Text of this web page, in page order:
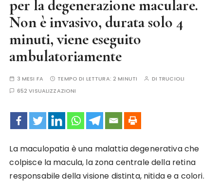
per la degenerazione maculare.
Non è invasivo, durata solo 4
minuti, viene eseguito
ambulatoriamente
3 MESI FA TEMPO DI LETTURA:2 MINUTI DI TRUCIOLI
652 VISUALIZZAZIONI
La maculopatia è una malattia degenerativa che
colpisce la macula, la zona centrale della retina
responsabile della visione distinta, nitida e a colori.